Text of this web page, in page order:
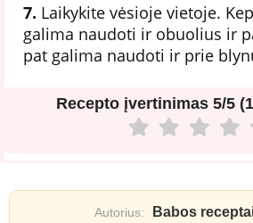
7. Laikykite vėsioje vietoje.
galima naudoti ir obuolius ir
pat galima naudoti ir prie
Recepto įvertinimas 5/5
Autorius: Babos